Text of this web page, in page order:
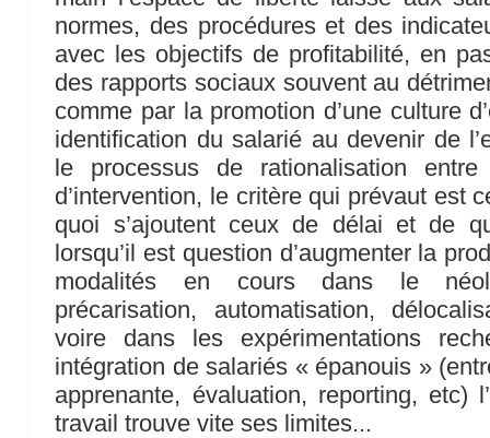
normes, des procédures et des
avec les objectifs de profitabilité, en
des rapports sociaux souvent au
comme par la promotion d’une culture
identification du salarié au devenir de
le processus de rationalisation
d’intervention, le critère qui prévaut est
quoi s’ajoutent ceux de délai et de
lorsqu’il est question d’augmenter la
modalités en cours dans le
précarisation, automatisation,
voire dans les expérimentations
intégration de salariés « épanouis »
apprenante, évaluation, reporting, etc)
travail trouve vite ses limites...